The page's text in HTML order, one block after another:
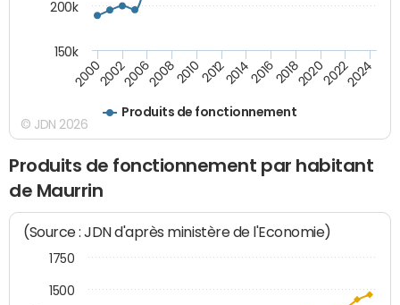
Produits de fonctionnement
200020022006200820102012201420162018202020222024
150k
200k
© JDN 2026
Produits de fonctionnement par habitant
de Maurrin
(Source : JDN d'après ministère de l'Economie)
1500
1750